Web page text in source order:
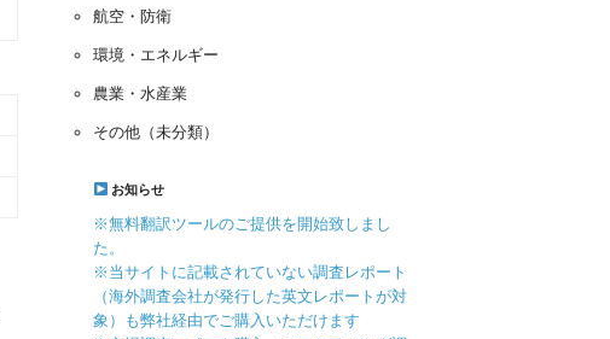
航空・防衛
環境・エネルギー
農業・水産業
その他（未分類）
お知らせ
※無料翻訳ツールのご提供を開始致しまし
た。
※当サイトに記載されていない調査レポート
（海外調査会社が発行した英文レポートが対
象）も弊社経由でご購入いただけます